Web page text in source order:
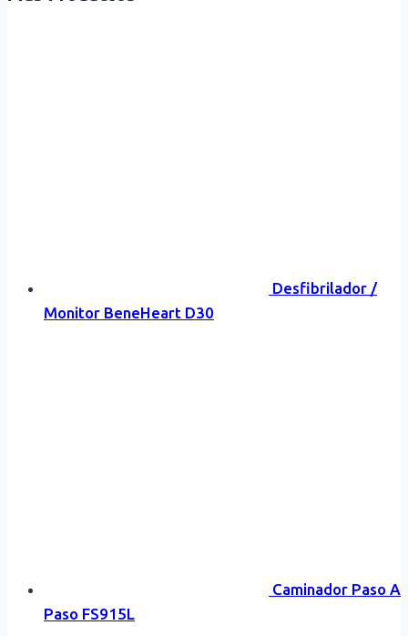
Desfibrilador /
Monitor BeneHeart D30
Caminador Paso A
Paso FS915L